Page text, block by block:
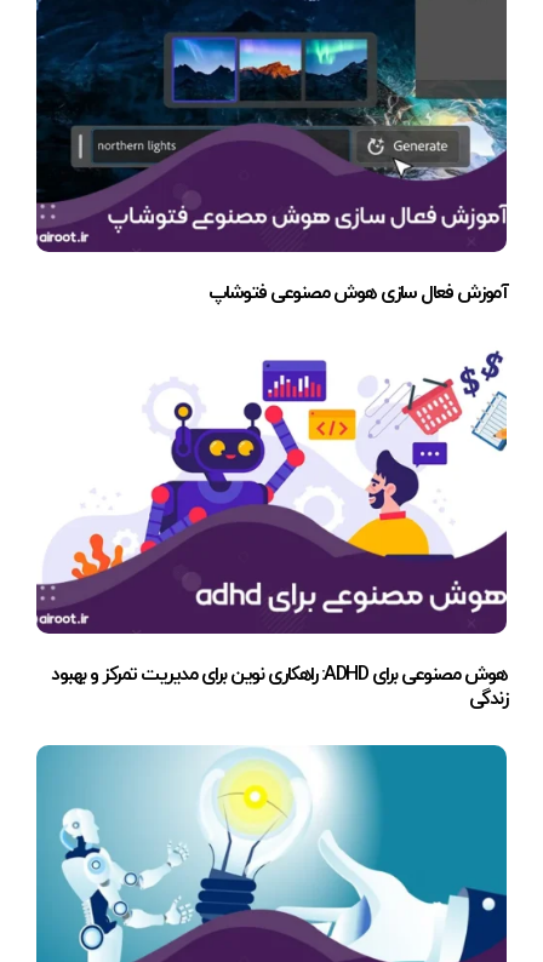
آموزش فعال سازی هوش مصنوعی فتوشاپ
هوش مصنوعی برای ADHD: راهکاری نوین برای مدیریت تمرکز و بهبود
زندگی